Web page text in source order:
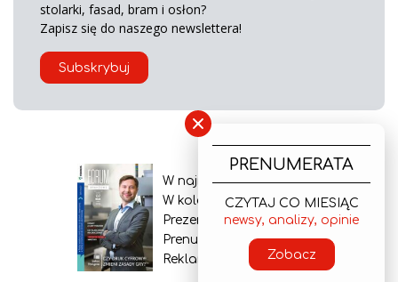
stolarki, fasad, bram i osłon?
Zapisz się do naszego newslettera!
Subskrybuj
W najnowszym wydaniu
W kolejnym numerze
Prezentacja gazety
Prenumerata
Reklama
×
PRENUMERATA
CZYTAJ CO MIESIĄC
newsy, analizy, opinie
Zobacz